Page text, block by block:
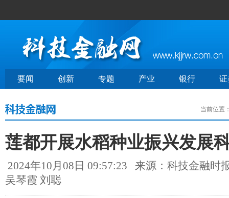
要闻 创新 专题 产业 银行 证
当前位置
莲都开展水稻种业振兴发展
2024年10月08日 09:57:23
来源：科技金融时
吴琴霞 刘聪